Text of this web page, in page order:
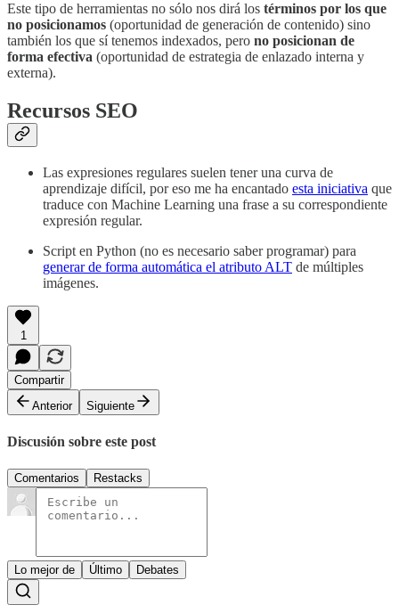
Este tipo de herramientas no sólo nos dirá los términos por los que
no posicionamos (oportunidad de generación de contenido) sino
también los que sí tenemos indexados, pero no posicionan de
forma efectiva (oportunidad de estrategia de enlazado interna y
externa).
Recursos SEO
Las expresiones regulares suelen tener una curva de
aprendizaje difícil, por eso me ha encantado esta iniciativa que
traduce con Machine Learning una frase a su correspondiente
expresión regular.
Script en Python (no es necesario saber programar) para
generar de forma automática el atributo ALT de múltiples
imágenes.
1
Compartir
Anterior
Siguiente
Discusión sobre este post
Comentarios Restacks
Lo mejor de Último Debates